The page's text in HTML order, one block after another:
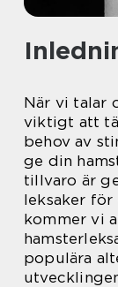
När vi talar
viktigt att
behov av
ge din
tillvaro är
leksaker för
kommer vi
populära